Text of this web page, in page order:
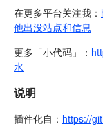
在更多平台关注我：
他出没站点和信息
更多「小代码」：
水
说明
插件化自： https://